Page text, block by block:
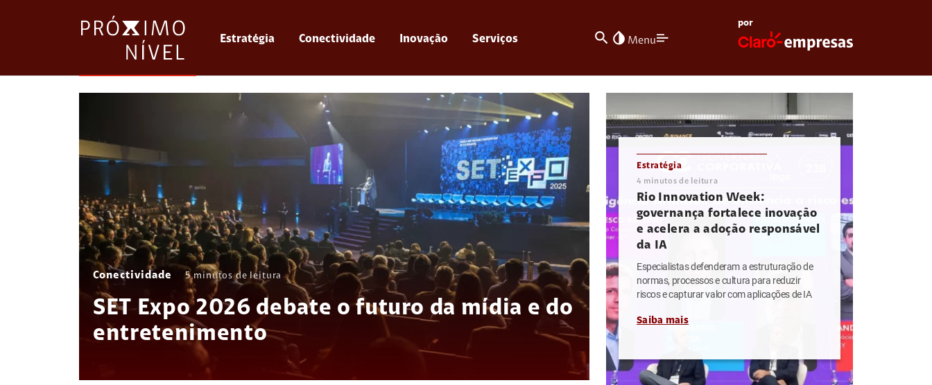
Estratégia Conectividade Inovação Serviços search invert_colors Menu
por
Conectividade 5 minutos de leitura
SET Expo 2026 debate o futuro da mídia e do
entretenimento
Estratégia
4 minutos de leitura
Rio Innovation Week:
governança fortalece inovação
e acelera a adoção responsável
da IA
Especialistas defenderam a estruturação de
normas, processos e cultura para reduzir
riscos e capturar valor com aplicações de IA
Saiba mais